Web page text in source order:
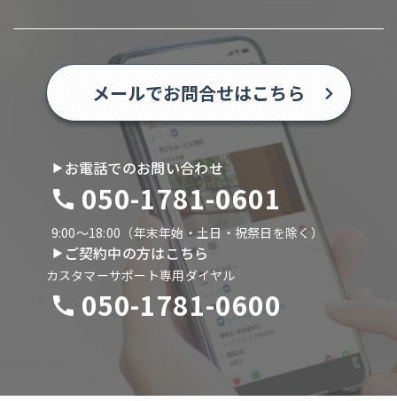
メールでお問合せはこちら
お電話でのお問い合わせ
050-1781-0601
9:00〜18:00（年末年始・土日・祝祭日を除く）
ご契約中の方はこちら
カスタマーサポート専用ダイヤル
050-1781-0600